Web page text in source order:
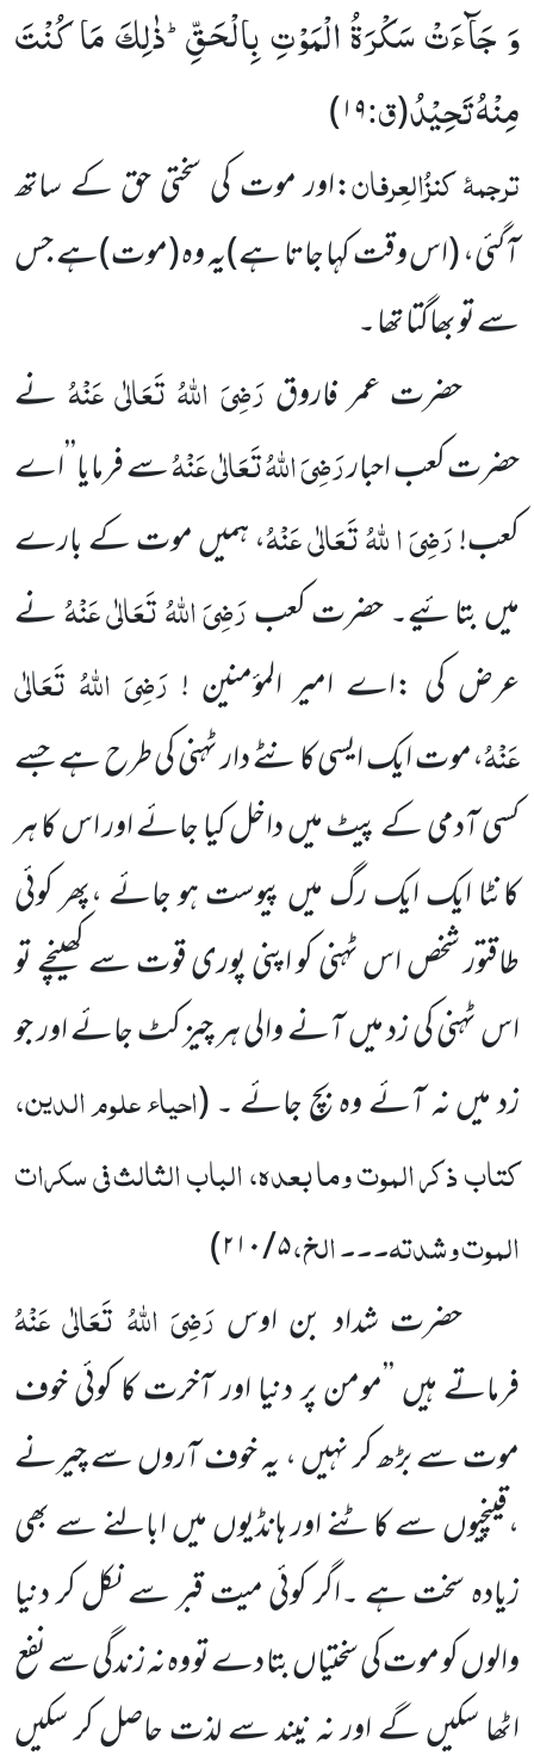
وَ جَآءَتْ سَكْرَةُ الْمَوْتِ بِالْحَقِّؕ-ذٰلِكَ مَا كُنْتَ
مِنْهُ تَحِیْدُ(ق:۱۹)
ترجمۂکنزُالعِرفان:اور موت کی سختی حق کے ساتھ
آگئی، (اس وقت کہا جاتا ہے)یہ وہ (موت)ہے جس
سے تو بھاگتا تھا ۔
حضرت عمر فاروقرَضِیَ اللہُ تَعَالٰی عَنْہُ نے
حضرت کعب احباررَضِیَ اللہُ تَعَالٰی عَنْہُسے فرمایا’’اے
کعب!رَضِیَ ا للہُ تَعَالٰی عَنْہُ، ہمیں موت کے بارے
میں بتائیے۔ حضرت کعبرَضِیَ اللہُ تَعَالٰی عَنْہُنے
عرض کی :اے امیر المؤمنین ! رَضِیَ اللہُ تَعَالٰی
عَنْہُ،موت ایک ایسی کانٹے دار ٹہنی کی طرح ہے جسے
کسی آدمی کے پیٹ میں داخل کیا جائے اور اس کا ہر
کانٹا ایک ایک رگ میں پیوست ہو جائے ،پھر کوئی
طاقتور شخص اس ٹہنی کو اپنی پوری قوت سے کھینچے تو
اس ٹہنی کی زد میں آنے والی ہر چیز کٹ جائے اور جو
زد میں نہ آئے وہ بچ جائے ۔(احیاء علوم الدین،
کتاب ذکر الموت وما بعدہ، الباب الثالث فی سکرات
الموت وشدتہ۔۔۔ الخ،۵ / ۲۱۰)
حضرت شداد بن اوس رَضِیَ اللہُ تَعَالٰی عَنْہُ
فرماتے ہیں ’’مومن پر دنیا اور آخرت کا کوئی خوف
موت سے بڑھ کر نہیں ، یہ خوف آروں سے چیرنے
،قینچیوں سے کاٹنے اور ہانڈیوں میں ابالنے سے بھی
زیادہ سخت ہے ۔اگر کوئی میت قبر سے نکل کر دنیا
والوں کو موت کی سختیاں بتا دے تو وہ نہ زندگی سے نفع
اٹھا سکیں گے اور نہ نیند سے لذت حاصل کر سکیں